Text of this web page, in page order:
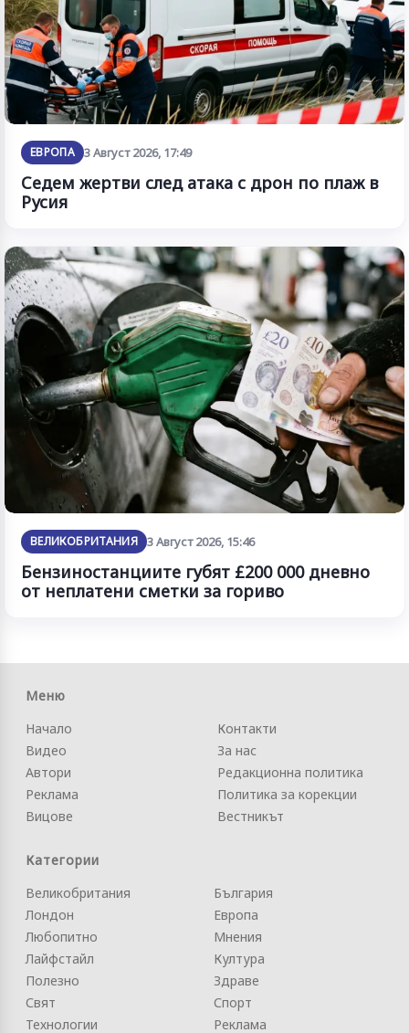
ЕВРОПА 3 Август 2026, 17:49
Седем жертви след атака с дрон по плаж в
Русия
ВЕЛИКОБРИТАНИЯ 3 Август 2026, 15:46
Бензиностанциите губят £200 000 дневно
от неплатени сметки за гориво
Меню
Начало
Видео
Автори
Реклама
Вицове
Контакти
За нас
Редакционна политика
Политика за корекции
Вестникът
Категории
Великобритания
Лондон
Любопитно
Лайфстайл
Полезно
Свят
Технологии
България
Европа
Мнения
Култура
Здраве
Спорт
Реклама